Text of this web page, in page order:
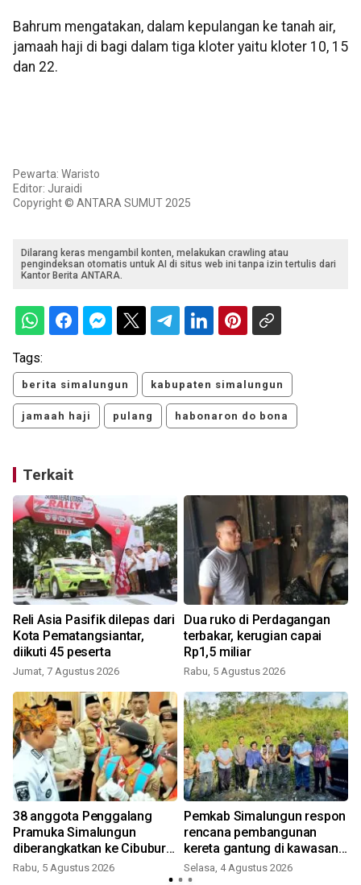
Bahrum mengatakan, dalam kepulangan ke tanah air,
jamaah haji di bagi dalam tiga kloter yaitu kloter 10, 15
dan 22.
Pewarta: Waristo
Editor: Juraidi
Copyright © ANTARA SUMUT 2025
Dilarang keras mengambil konten, melakukan crawling atau
pengindeksan otomatis untuk AI di situs web ini tanpa izin tertulis dari
Kantor Berita ANTARA.
Tags:
berita simalungun kabupaten simalungun
jamaah haji pulang habonaron do bona
Terkait
Reli Asia Pasifik dilepas dari
Kota Pematangsiantar,
diikuti 45 peserta
Jumat, 7 Agustus 2026
Dua ruko di Perdagangan
terbakar, kerugian capai
Rp1,5 miliar
Rabu, 5 Agustus 2026
38 anggota Penggalang
Pramuka Simalungun
diberangkatkan ke Cibubur
ikuti Jamnas 2026
Rabu, 5 Agustus 2026
Pemkab Simalungun respon
rencana pembangunan
kereta gantung di kawasan
Danau Toba
Selasa, 4 Agustus 2026